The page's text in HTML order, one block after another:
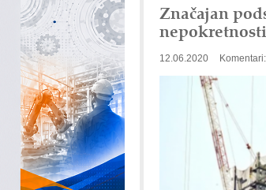
Značajan
nepokretnosti
12.06.2020